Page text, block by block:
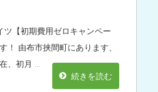
ツ【初期費用ゼロキャンペー
！ 由布市挟間町にあります、
、初月 …
続きを読む